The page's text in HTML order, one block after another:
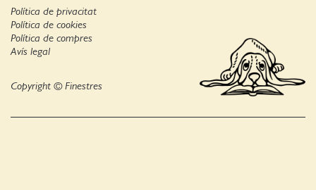
Política de privacitat
Política de cookies
Avís legal
Política de compres
Copyright © Finestres